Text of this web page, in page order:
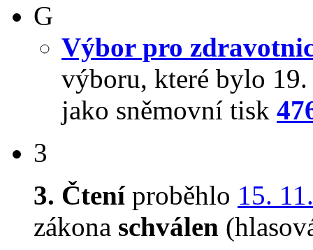
G
Výbor pro
výboru, které bylo
jako sněmovní tisk
3
3. Čteníproběhlo 15.
zákona schválen